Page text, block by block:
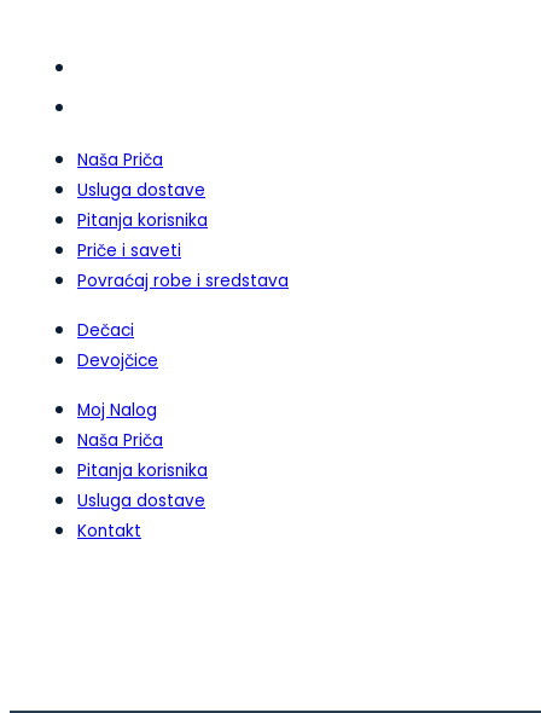
Naša Priča
Usluga dostave
Pitanja korisnika
Priče i saveti
Povraćaj robe i sredstava
Dečaci
Devojčice
Moj Nalog
Naša Priča
Pitanja korisnika
Usluga dostave
Kontakt